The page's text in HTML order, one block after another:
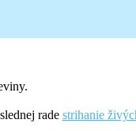
rade strihanie